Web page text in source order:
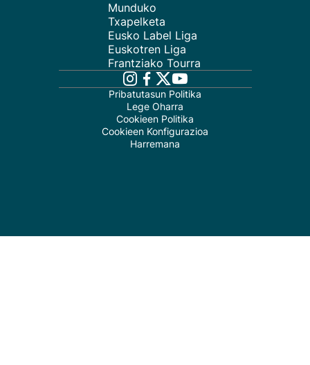
Munduko
Txapelketa
Eusko Label Liga
Euskotren Liga
Frantziako Tourra
Pribatutasun Politika
Lege Oharra
Cookieen Politika
Cookieen Konfigurazioa
Harremana